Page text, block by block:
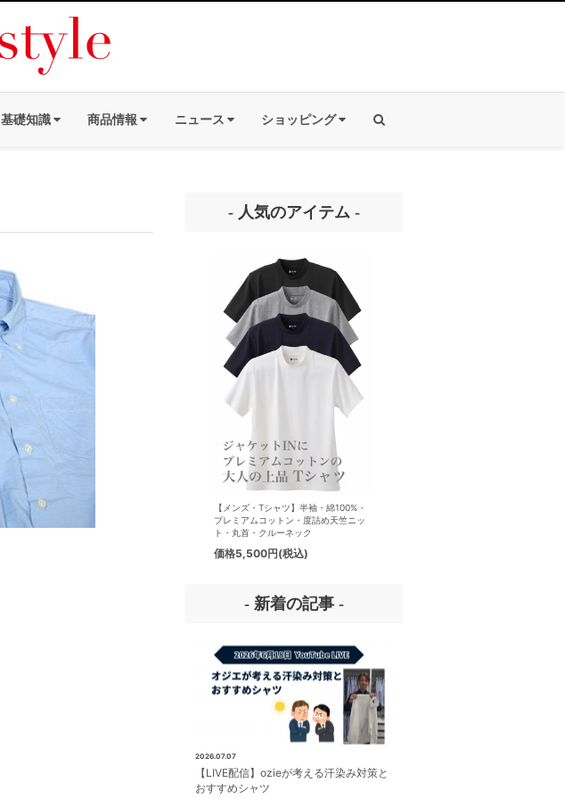
基礎知識 商品情報 ニュース ショッピング
- 人気のアイテム -
【メンズ・ドレスシャツ・ワイシャツ・
半袖】ナチュラルフィット・クールマッ
【メンズ・Tシャツ】半袖・綿100%・
プレミアムコットン・度詰め天竺ニッ
ト・丸首・クルーネック
価格5,500円(税込)
- 新着の記事 -
2026.07.07
【LIVE配信】ozieが考える汗染み対策と
おすすめシャツ